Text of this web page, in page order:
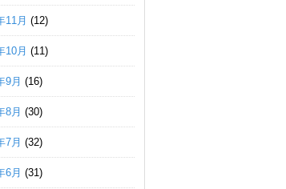
11月 (12)
10月 (11)
9月 (16)
8月 (30)
7月 (32)
6月 (31)